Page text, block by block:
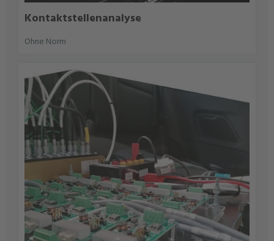
Kontaktstellenanalyse
Ohne Norm